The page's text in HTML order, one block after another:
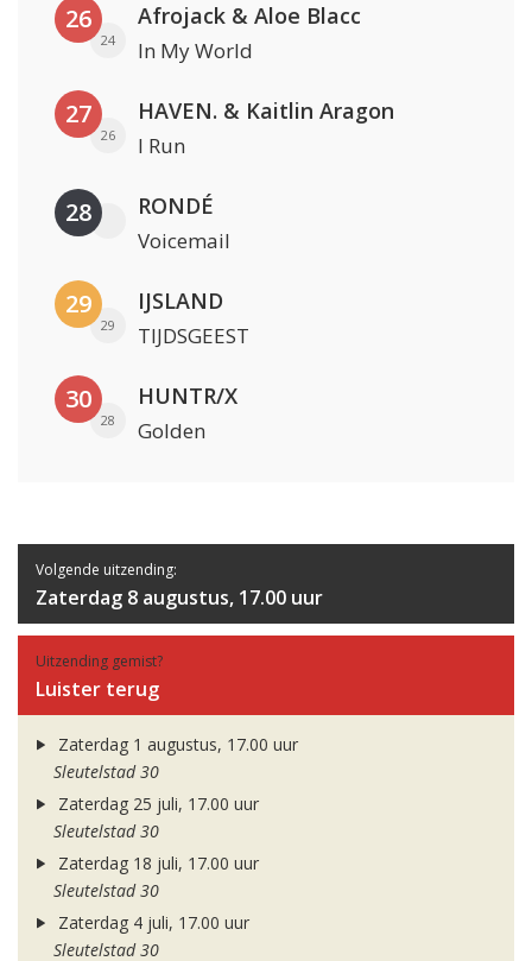
26
24
Afrojack & Aloe Blacc
In My World
27
26
HAVEN. & Kaitlin Aragon
I Run
28 RONDÉ
Voicemail
29
29
IJSLAND
TIJDSGEEST
30
28
HUNTR/X
Golden
Volgende uitzending:
Zaterdag 8 augustus, 17.00 uur
Uitzending gemist?
Luister terug
Zaterdag 1 augustus, 17.00 uur
Sleutelstad 30
Zaterdag 25 juli, 17.00 uur
Sleutelstad 30
Zaterdag 18 juli, 17.00 uur
Sleutelstad 30
Zaterdag 4 juli, 17.00 uur
Sleutelstad 30